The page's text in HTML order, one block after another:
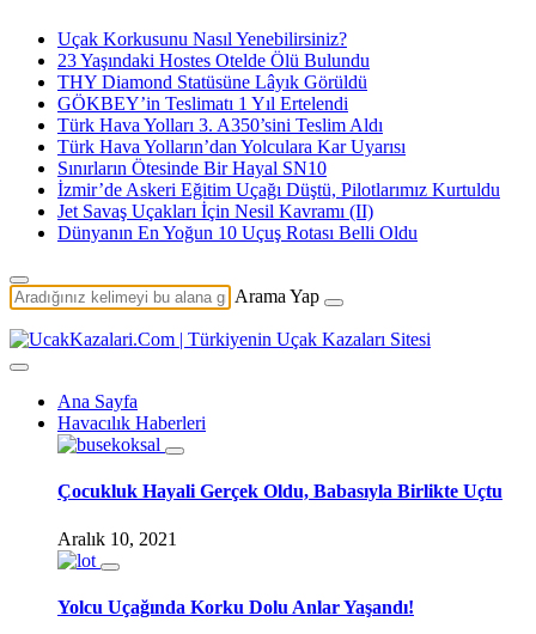
Uçak Korkusunu Nasıl Yenebilirsiniz?
23 Yaşındaki Hostes Otelde Ölü Bulundu
THY Diamond Statüsüne Lâyık Görüldü
GÖKBEY’in Teslimatı 1 Yıl Ertelendi
Türk Hava Yolları 3. A350’sini Teslim Aldı
Türk Hava Yolların’dan Yolculara Kar Uyarısı
Sınırların Ötesinde Bir Hayal SN10
İzmir’de Askeri Eğitim Uçağı Düştü, Pilotlarımız Kurtuldu
Jet Savaş Uçakları İçin Nesil Kavramı (II)
Dünyanın En Yoğun 10 Uçuş Rotası Belli Oldu
Arama Yap
Ana Sayfa
Havacılık Haberleri
Çocukluk Hayali Gerçek Oldu, Babasıyla Birlikte Uçtu
Aralık 10, 2021
Yolcu Uçağında Korku Dolu Anlar Yaşandı!